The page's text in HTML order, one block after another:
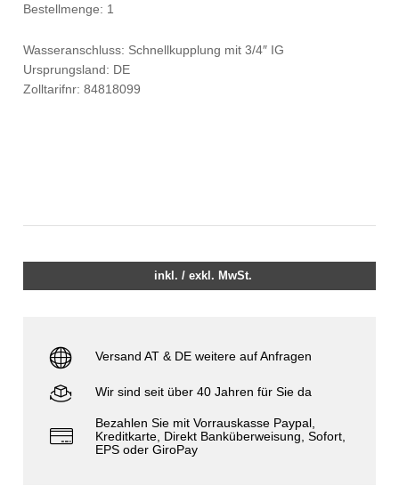
Bestellmenge: 1
Wasseranschluss: Schnellkupplung mit 3/4″ IG
Ursprungsland: DE
Zolltarifnr: 84818099
inkl. / exkl. MwSt.
Versand AT & DE weitere auf Anfragen
Wir sind seit über 40 Jahren für Sie da
Bezahlen Sie mit Vorrauskasse Paypal,
Kreditkarte, Direkt Banküberweisung, Sofort,
EPS oder GiroPay